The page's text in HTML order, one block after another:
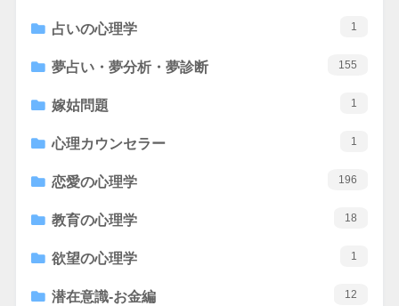
占いの心理学 1
夢占い・夢分析・夢診断 155
嫁姑問題 1
心理カウンセラー 1
恋愛の心理学 196
教育の心理学 18
欲望の心理学 1
潜在意識-お金編 12